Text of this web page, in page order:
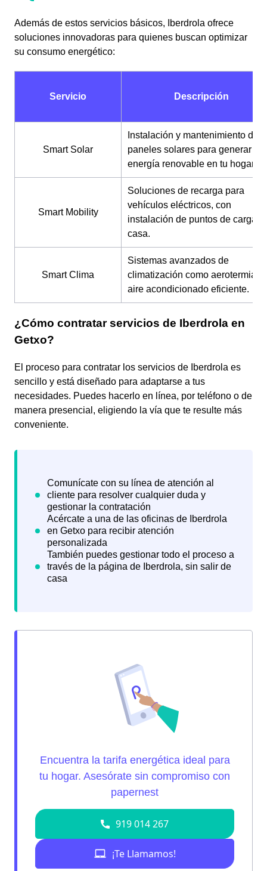
Además de estos servicios básicos, Iberdrola ofrece
soluciones innovadoras para quienes buscan optimizar
su consumo energético:
Servicio Descripción
Smart Solar
Instalación y mantenimiento de
paneles solares para generar
energía renovable en tu hogar.
Smart Mobility
Soluciones de recarga para
vehículos eléctricos, con
instalación de puntos de carga
casa.
Smart Clima
Sistemas avanzados de
climatización como aerotermia y
aire acondicionado eficiente.
¿Cómo contratar servicios de Iberdrola en
Getxo?
El proceso para contratar los servicios de Iberdrola es
sencillo y está diseñado para adaptarse a tus
necesidades. Puedes hacerlo en línea, por teléfono o de
manera presencial, eligiendo la vía que te resulte más
conveniente.